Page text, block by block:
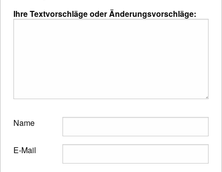
Ihre Textvorschläge oder Änderungsvorschläge:
Name
E-Mail